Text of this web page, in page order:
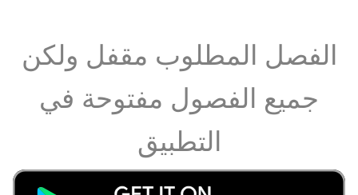
الفصل المطلوب مقفل ولكن
جميع الفصول مفتوحة في
التطبيق